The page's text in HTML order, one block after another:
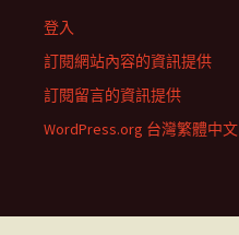
登入
訂閱網站內容的資訊提供
訂閱留言的資訊提供
WordPress.org 台灣繁體中文